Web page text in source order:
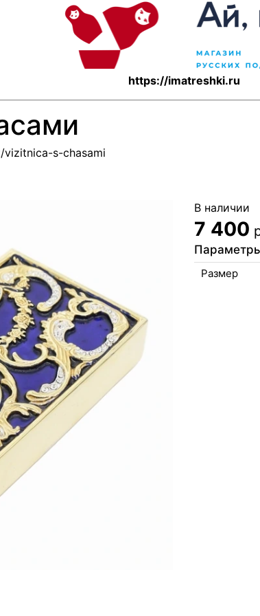
https://imatreshki.ru
s-chasami
В наличии
7 400
Размер